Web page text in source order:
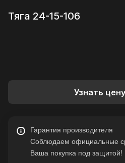
Тяга 24-15-106
Узнать цену
Гарантия производителя
Соблюдаем официальные
Ваша покупка под защитой!